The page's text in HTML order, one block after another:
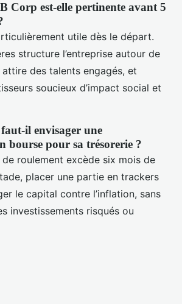
Corp est-elle pertinente avant 5
utile dès le départ.
structure l’entreprise autour de
des talents engagés, et
soucieux d’impact social et
il envisager une
bourse pour sa trésorerie ?
roulement excède six mois de
placer une partie en trackers
le capital contre l’inflation, sans
investissements risqués ou